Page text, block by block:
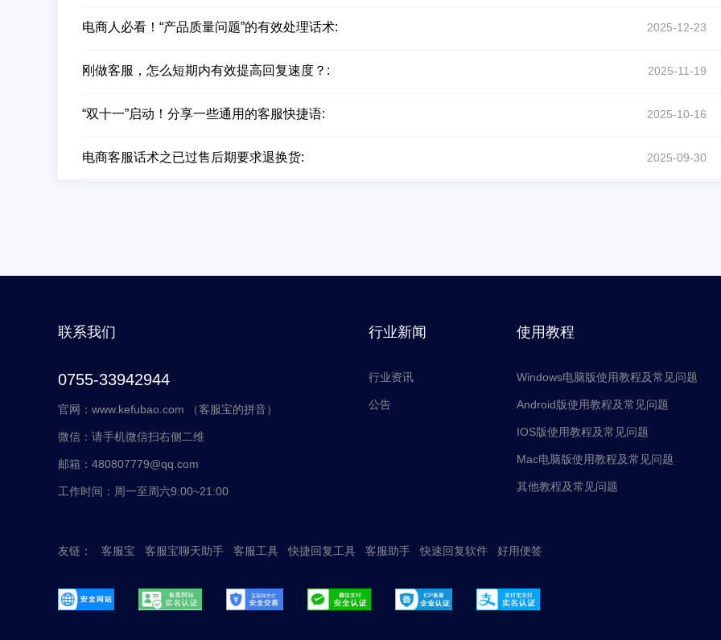
电商人必看！“产品质量问题”的有效处理话术: 2025-12-23
刚做客服，怎么短期内有效提高回复速度？: 2025-11-19
“双十一”启动！分享一些通用的客服快捷语: 2025-10-16
电商客服话术之已过售后期要求退换货: 2025-09-30
联系我们
0755-33942944
官网：www.kefubao.com （客服宝的拼音）
微信：请手机微信扫右侧二维
邮箱：480807779@qq.com
工作时间：周一至周六9:00~21:00
行业新闻
行业资讯
公告
使用教程
Windows电脑版使用教程及常见问题
Android版使用教程及常见问题
IOS版使用教程及常见问题
Mac电脑版使用教程及常见问题
其他教程及常见问题
友链： 客服宝 客服宝聊天助手 客服工具 快捷回复工具 客服助手 快速回复软件 好用便签